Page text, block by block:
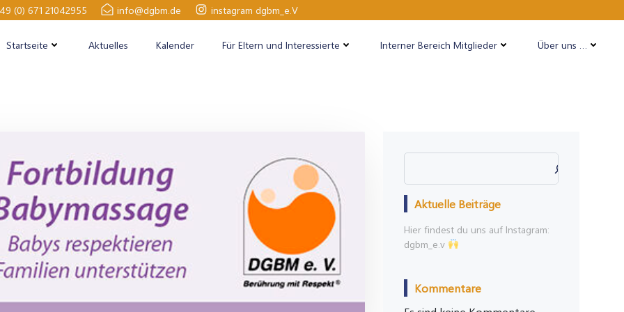
(0) 671 21042955 info@dgbm.de instagram dgbm_e.V
Startseite Aktuelles Kalender Für Eltern und Interessierte Interner Bereich Mitglieder Über uns …
Aktuelle Beiträge
Hier findest du uns auf Instagram:
dgbm_e.v
Kommentare